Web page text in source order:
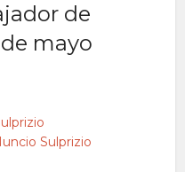
de
mayo
Sulprizio